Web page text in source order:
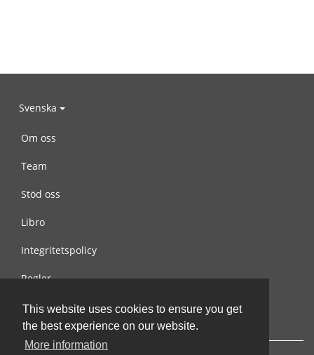
This website uses cookies to ensure you get
the best experience on our website.
More information
Svenska
Om oss
Team
Stöd oss
Libro
Integritetspolicy
Regler
Kontakta oss